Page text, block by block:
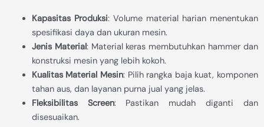
Kapasitas Produksi: Volume material harian menentukan
spesifikasi daya dan ukuran mesin.
Jenis Material: Material keras membutuhkan hammer dan
konstruksi mesin yang lebih kokoh.
Kualitas Material Mesin: Pilih rangka baja kuat, komponen
tahan aus, dan layanan purna jual yang jelas.
Fleksibilitas Screen: Pastikan mudah diganti dan
disesuaikan.